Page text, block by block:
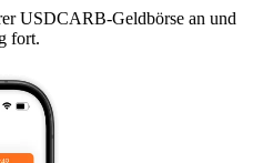
USDCARB-Geldbörse an und
fort.